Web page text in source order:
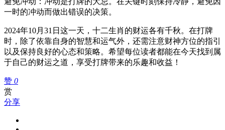
一时的冲动而做出错误的决策。
2024年10月31日这一天，十二生肖的财运各有千秋。在打牌
时，除了依靠自身的智慧和运气外，还需注意财神方位的指引
以及保持良好的心态和策略。希望每位读者都能在今天找到属
于自己的财运之道，享受打牌带来的乐趣和收益！
赞 0
赏
分享